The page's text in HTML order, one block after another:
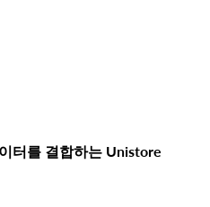
터를 결합하는 Unistore